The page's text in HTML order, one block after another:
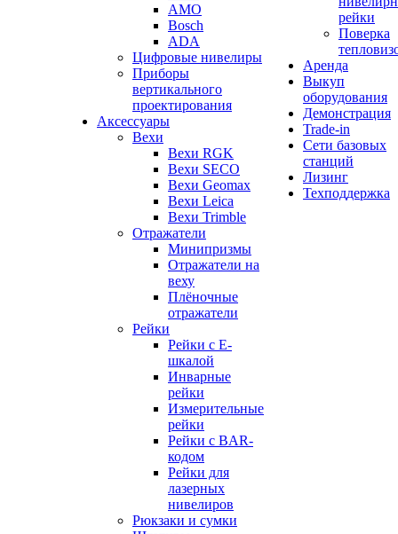
AMO
Bosch
ADA
Цифровые нивелиры
Приборы
вертикального
проектирования
Аксессуары
Вехи
Вехи RGK
Вехи SECO
Вехи Geomax
Вехи Leica
Вехи Trimble
Отражатели
Минипризмы
Отражатели на
веху
Плёночные
отражатели
Рейки
Рейки с E-
шкалой
Инварные
рейки
Измерительные
рейки
Рейки с BAR-
кодом
Рейки для
лазерных
нивелиров
Рюкзаки и сумки
рейки
Поверка
Аренда
Выкуп
оборудования
Демонстрация
Trade-in
Сети базовых
станций
Лизинг
Техподдержка